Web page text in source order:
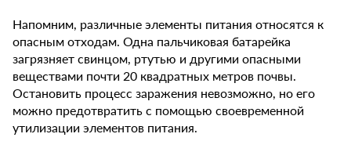
Напомним, различные элементы питания относятся к
опасным отходам. Одна пальчиковая батарейка
загрязняет свинцом, ртутью и другими опасными
веществами почти 20 квадратных метров почвы.
Остановить процесс заражения невозможно, но его
можно предотвратить с помощью своевременной
утилизации элементов питания.